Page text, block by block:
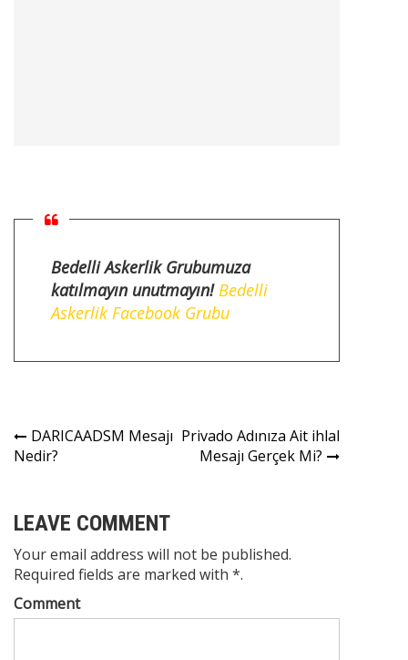
Bedelli Askerlik Grubumuza
katılmayın unutmayın! Bedelli
Askerlik Facebook Grubu
Yazı
gezinmesi
DARICAADSM Mesajı
Nedir?
Privado Adınıza Ait ihlal
Mesajı Gerçek Mi?
LEAVE COMMENT
Your email address will not be published.
Required fields are marked with *.
Comment